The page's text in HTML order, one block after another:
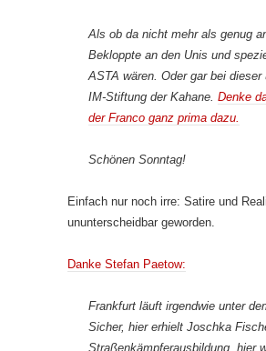
Als ob da nicht mehr als genug
Bekloppte an den Unis und
ASTA wären. Oder gar bei dieser
IM-Stiftung der Kahane. Denke
der Franco ganz prima dazu.
Schönen Sonntag!
Einfach nur noch irre: Satire und
ununterscheidbar geworden.
Danke Stefan Paetow:
Frankfurt läuft irgendwie unter
Sicher, hier erhielt Joschka
Straßenkämpferausbildung, hier